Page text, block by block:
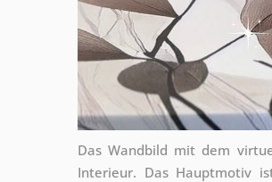
Das Wandbild mit dem
Interieur. Das Hauptmotiv